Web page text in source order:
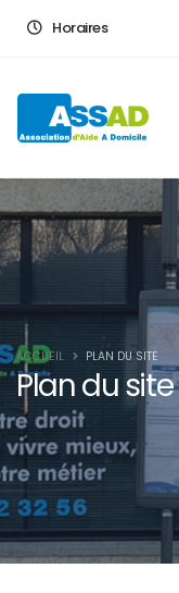
Horaires
Plan du site
ACCUEIL PLAN DU SITE
En poursuivant